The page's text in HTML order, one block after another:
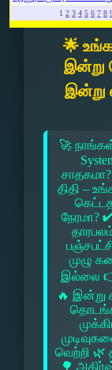
1 2 3 4 5 6 7 8
🌟
இன்று
இன்று
🚀
திதி –
நேரமா?
முழு
இல்லை
🔥 இன்று
வெற்றி 🌿
🌳